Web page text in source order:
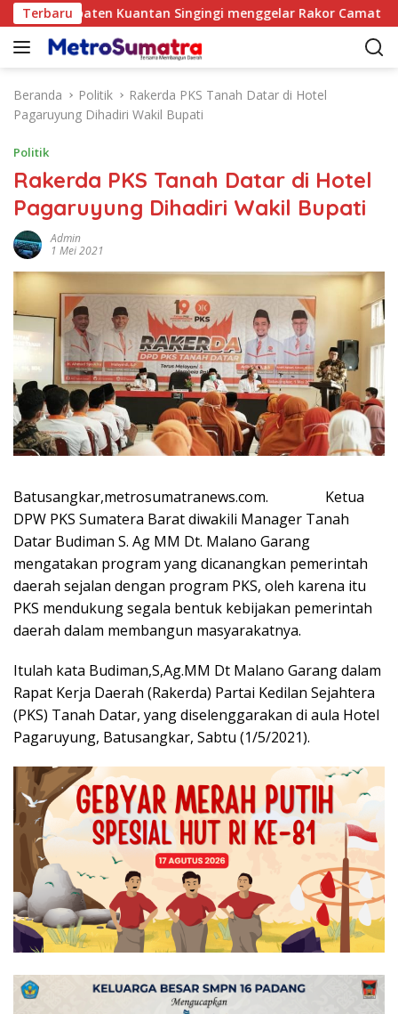
a
Terbaru
Kabupaten Kuantan Singingi menggelar Rakor Camat Se-
Beranda Politik
Rakerda PKS Tanah Datar di Hotel
Pagaruyung Dihadiri Wakil Bupati
Politik
Rakerda PKS Tanah Datar di Hotel
Pagaruyung Dihadiri Wakil Bupati
Admin
1 Mei 2021
Batusangkar,metrosumatranews.com. Ketua
DPW PKS Sumatera Barat diwakili Manager Tanah
Datar Budiman S. Ag MM Dt. Malano Garang
mengatakan program yang dicanangkan pemerintah
daerah sejalan dengan program PKS, oleh karena itu
PKS mendukung segala bentuk kebijakan pemerintah
daerah dalam membangun masyarakatnya.
Itulah kata Budiman,S,Ag.MM Dt Malano Garang dalam
Rapat Kerja Daerah (Rakerda) Partai Kedilan Sejahtera
(PKS) Tanah Datar, yang diselenggarakan di aula Hotel
Pagaruyung, Batusangkar, Sabtu (1/5/2021).